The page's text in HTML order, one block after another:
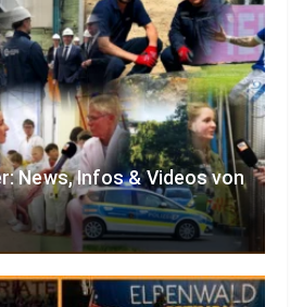
News, Infos & Videos von